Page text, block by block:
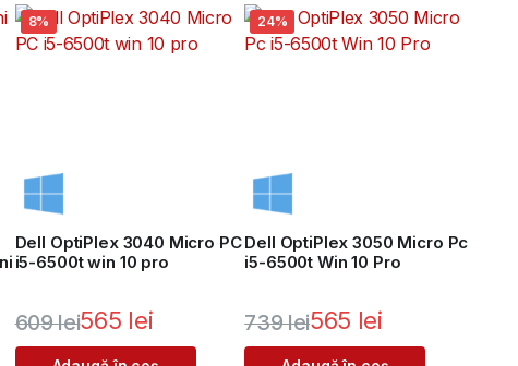
8%
Dell OptiPlex 3040 Micro PC
i5-6500t win 10 pro
609lei
Prețul
565 lei
Prețul
24%
Dell OptiPlex 3050 Micro Pc
i5-6500t Win 10 Pro
739lei
Prețul
565 lei
Prețul